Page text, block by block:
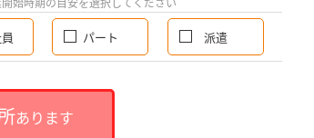
パート 派遣
あります